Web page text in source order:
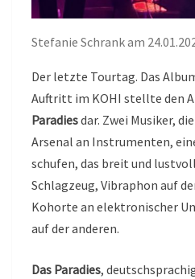
Stefanie Schrank am
Der letzte Tourtag. Das
Auftritt im KOHI stellte den
Paradiesdar. Zwei Musiker,
Arsenal an Instrumenten,
schufen, das breit und
Schlagzeug, Vibraphon auf
Kohorte an elektronischer
auf der anderen.
Das Paradies,